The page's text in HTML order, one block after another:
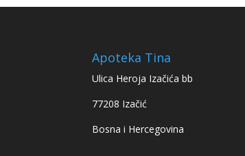
Apoteka Tina
Ulica Heroja Izačića bb
77208 Izačić
Bosna i Hercegovina